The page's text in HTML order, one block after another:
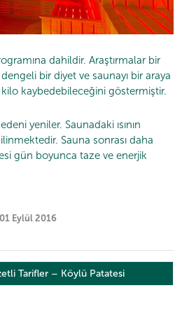
dahildir. Araştırmalar bir
bir diyet ve saunayı bir araya
kaybedebileceğini göstermiştir.
yeniler. Saunadaki ısının
Sauna sonrası daha
gün boyunca taze ve enerjik
01 Eylül 2016
Tarifler – Köylü Patatesi